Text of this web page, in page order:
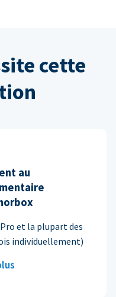
cette
au
et la plupart des
individuellement)